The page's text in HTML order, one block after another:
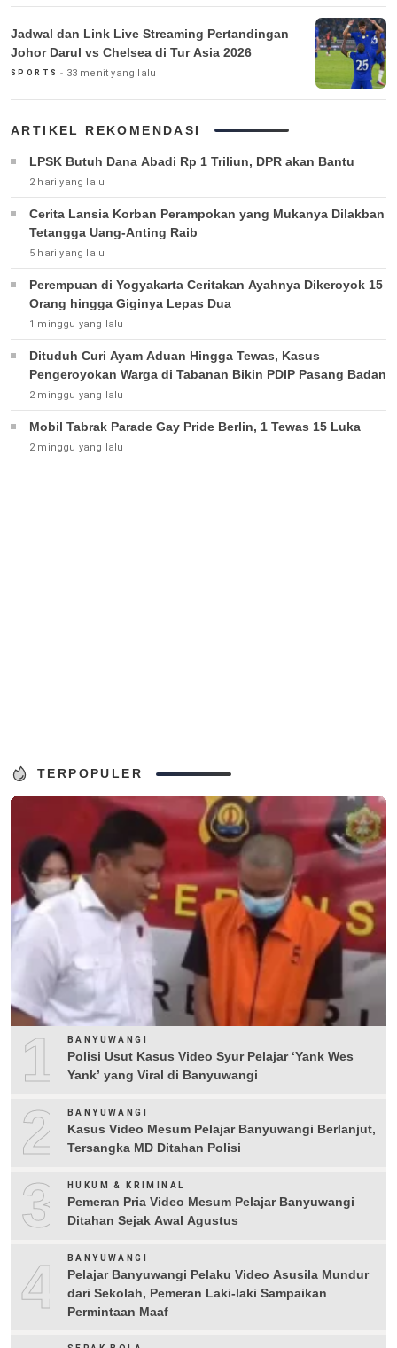
Jadwal dan Link Live Streaming Pertandingan
Johor Darul vs Chelsea di Tur Asia 2026
SPORTS 33 menit yang lalu
ARTIKEL REKOMENDASI
LPSK Butuh Dana Abadi Rp 1 Triliun, DPR akan Bantu
2 hari yang lalu
Cerita Lansia Korban Perampokan yang Mukanya Dilakban
Tetangga Uang-Anting Raib
5 hari yang lalu
Perempuan di Yogyakarta Ceritakan Ayahnya Dikeroyok 15
Orang hingga Giginya Lepas Dua
1 minggu yang lalu
Dituduh Curi Ayam Aduan Hingga Tewas, Kasus
Pengeroyokan Warga di Tabanan Bikin PDIP Pasang Badan
2 minggu yang lalu
Mobil Tabrak Parade Gay Pride Berlin, 1 Tewas 15 Luka
2 minggu yang lalu
TERPOPULER
1 BANYUWANGI
Polisi Usut Kasus Video Syur Pelajar ‘Yank Wes
Yank’ yang Viral di Banyuwangi
2 BANYUWANGI
Kasus Video Mesum Pelajar Banyuwangi Berlanjut,
Tersangka MD Ditahan Polisi
3 HUKUM & KRIMINAL
Pemeran Pria Video Mesum Pelajar Banyuwangi
Ditahan Sejak Awal Agustus
4 BANYUWANGI
Pelajar Banyuwangi Pelaku Video Asusila Mundur
dari Sekolah, Pemeran Laki-laki Sampaikan
Permintaan Maaf